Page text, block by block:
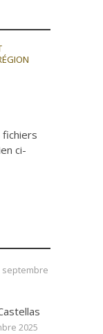
ci-
septembre
2025